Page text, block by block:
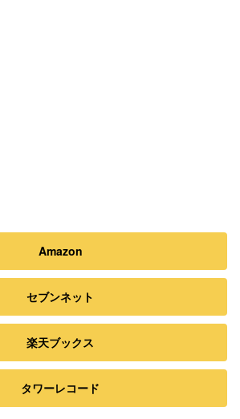
Amazon
セブンネット
楽天ブックス
タワーレコード